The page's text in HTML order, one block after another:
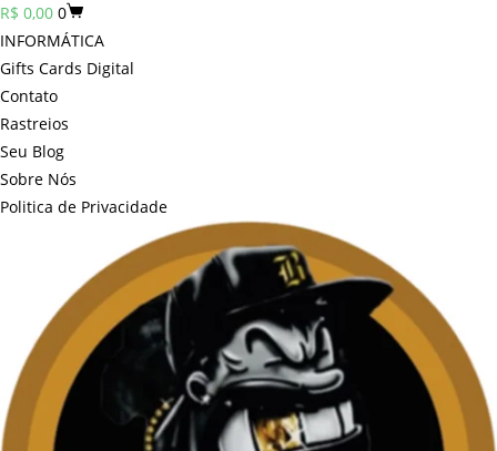
Carrinho
R$ 0,00 0
INFORMÁTICA
Gifts Cards Digital
Contato
Rastreios
Seu Blog
Sobre Nós
Politica de Privacidade